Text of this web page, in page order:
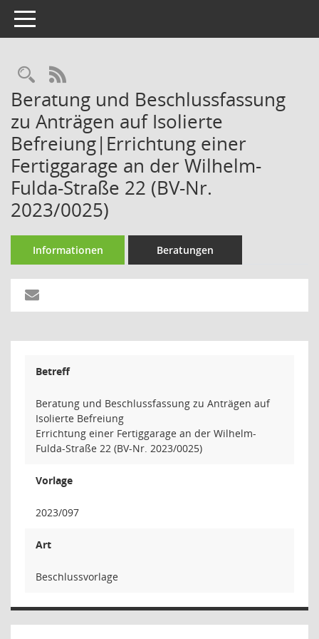
Toggle navigation
Rechercheauswahl
RSS-Feed
Beratung und Beschlussfassung
zu Anträgen auf Isolierte
Befreiung|Errichtung einer
Fertiggarage an der Wilhelm-
Fulda-Straße 22 (BV-Nr.
2023/0025)
Informationen Beratungen
Betreff
Beratung und Beschlussfassung zu Anträgen auf
Isolierte Befreiung
Errichtung einer Fertiggarage an der Wilhelm-
Fulda-Straße 22 (BV-Nr. 2023/0025)
Vorlage
2023/097
Art
Beschlussvorlage